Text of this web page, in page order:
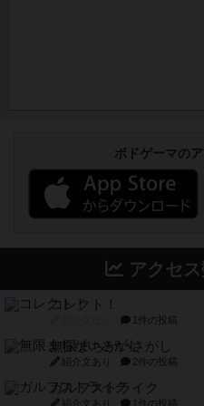
ボドゲーマの
アクセ
コレクト！
1件の投稿
無限まちがいさがし
紹介文あり 2件の投稿
ガルフストライク
紹介文あり 1件の投稿